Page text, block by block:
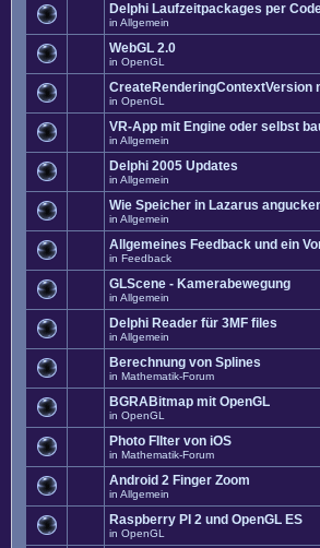
Delphi Laufzeitpackages per
in Allgemein
WebGL 2.0
in OpenGL
CreateRenderingContextVersion
in OpenGL
VR-App mit Engine oder selbst
in Allgemein
Delphi 2005 Updates
in Allgemein
Wie Speicher in Lazarus
in Allgemein
Allgemeines Feedback und ein
in Feedback
GLScene - Kamerabewegung
in Allgemein
Delphi Reader für 3MF files
in Allgemein
Berechnung von Splines
in Mathematik-Forum
BGRABitmap mit OpenGL
in OpenGL
Photo FIlter von iOS
in Mathematik-Forum
Android 2 Finger Zoom
in Allgemein
Raspberry PI 2 und OpenGL ES
in OpenGL